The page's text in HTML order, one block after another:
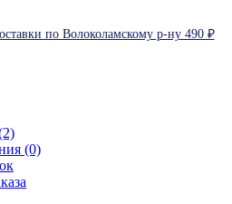
по Волоколамскому р-ну 490 ₽
(0)